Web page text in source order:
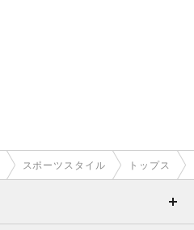
スポーツスタイル トップス